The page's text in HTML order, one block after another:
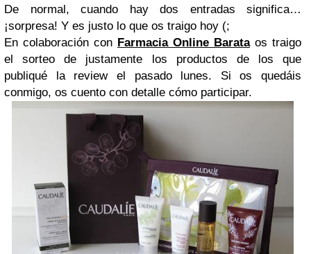
De normal, cuando hay dos entradas significa…
¡sorpresa! Y es justo lo que os traigo hoy (;
En colaboración con Farmacia Online Barataos traigo
el sorteo de justamente los productos de los que
publiqué la review el pasado lunes. Si os quedáis
conmigo, os cuento con detalle cómo participar.